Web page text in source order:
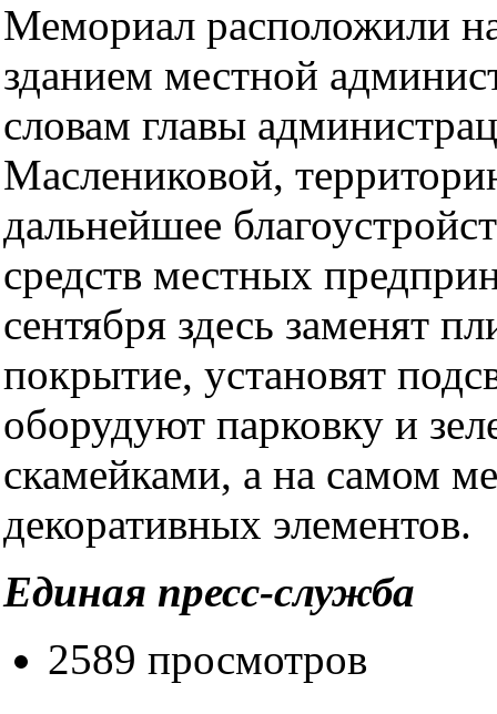
Мемориал расположили
зданием местной
словам главы
Маслениковой,
дальнейшее
средств местных
сентября здесь заменят
покрытие, установят
оборудуют парковку и
скамейками, а на самом
декоративных элементов.
Единая пресс-служба
2589 просмотров